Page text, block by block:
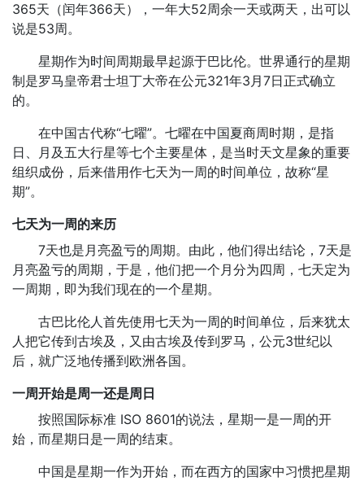
365天（闰年366天），一年大52周余一天或两天，出可以
说是53周。
星期作为时间周期最早起源于巴比伦。世界通行的星期
制是罗马皇帝君士坦丁大帝在公元321年3月7日正式确立
的。
在中国古代称“七曜”。七曜在中国夏商周时期，是指
日、月及五大行星等七个主要星体，是当时天文星象的重要
组织成份，后来借用作七天为一周的时间单位，故称“星
期”。
七天为一周的来历
7天也是月亮盈亏的周期。由此，他们得出结论，7天是
月亮盈亏的周期，于是，他们把一个月分为四周，七天定为
一周期，即为我们现在的一个星期。
古巴比伦人首先使用七天为一周的时间单位，后来犹太
人把它传到古埃及，又由古埃及传到罗马，公元3世纪以
后，就广泛地传播到欧洲各国。
一周开始是周一还是周日
按照国际标准 ISO 8601的说法，星期一是一周的开
始，而星期日是一周的结束。
中国是星期一作为开始，而在西方的国家中习惯把星期